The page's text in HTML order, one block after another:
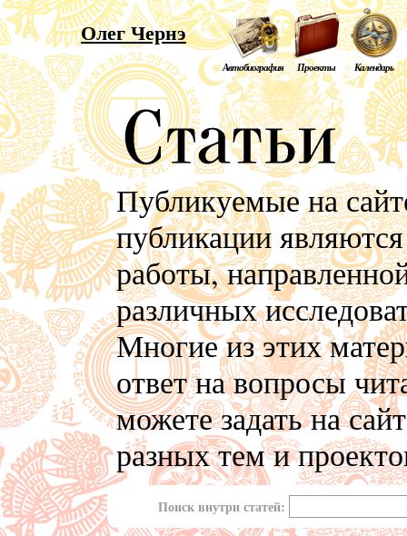
Олег Чернэ
Автобиография Проекты Календарь
Публикуемые на
публикации
работы,
различных
Многие из этих
ответ на вопросы
можете задать на
разных тем и
Поиск внутри статей: